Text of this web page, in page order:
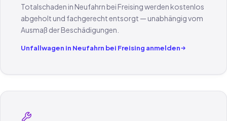
Totalschaden in Neufahrn bei Freising werden kostenlos
abgeholt und fachgerecht entsorgt — unabhängig vom
Ausmaß der Beschädigungen.
Unfallwagen in Neufahrn bei Freising anmelden